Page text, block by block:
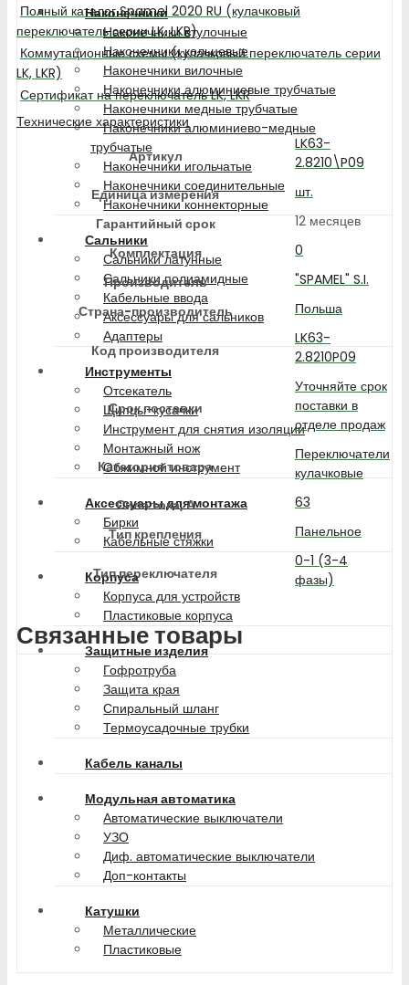
Наконечники
Наконечники втулочные
Наконечники кольцевые
Наконечники вилочные
Наконечники алюминиевые трубчатые
Наконечники медные трубчатые
Наконечники алюминиево-медные
трубчатые
Наконечники игольчатые
Наконечники соединительные
Наконечники коннекторные
Сальники
Сальники латунные
Сальники полиамидные
Кабельные ввода
Аксессуары для сальников
Адаптеры
Инструменты
Отсекатель
Щипцы-кусачки
Инструмент для снятия изоляции
Монтажный нож
Обжимной инструмент
Аксессуары для монтажа
Бирки
Кабельные стяжки
Корпуса
Корпуса для устройств
Пластиковые корпуса
Защитные изделия
Гофротруба
Защита края
Спиральный шланг
Термоусадочные трубки
Кабель каналы
Модульная автоматика
Автоматические выключатели
УЗО
Диф. автоматические выключатели
Доп-контакты
Катушки
Металлические
Пластиковые
Полный каталог Spamel 2020 RU (кулачковый
переключатель серии LK, LKR)
Коммутационные схемы (кулачковый переключатель серии
LK, LKR)
Сертификат на переключатель LK, LKR
Технические характеристики
Артикул
LK63-
2.8210\P09
Единица измерения
шт.
Гарантийный срок
12 месяцев
Комплектация
0
Производитель
"SPAMEL" S.I.
Страна-производитель
Польша
Код производителя
LK63-
2.8210P09
Срок поставки
Уточняйте срок
поставки в
отделе продаж
Категория товара
Переключатели
кулачковые
Сила тока, А
63
Тип крепления
Панельное
Тип переключателя
0-1 (3-4
фазы)
Связанные товары